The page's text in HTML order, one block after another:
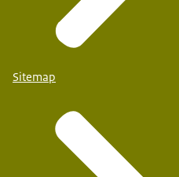
Sitemap